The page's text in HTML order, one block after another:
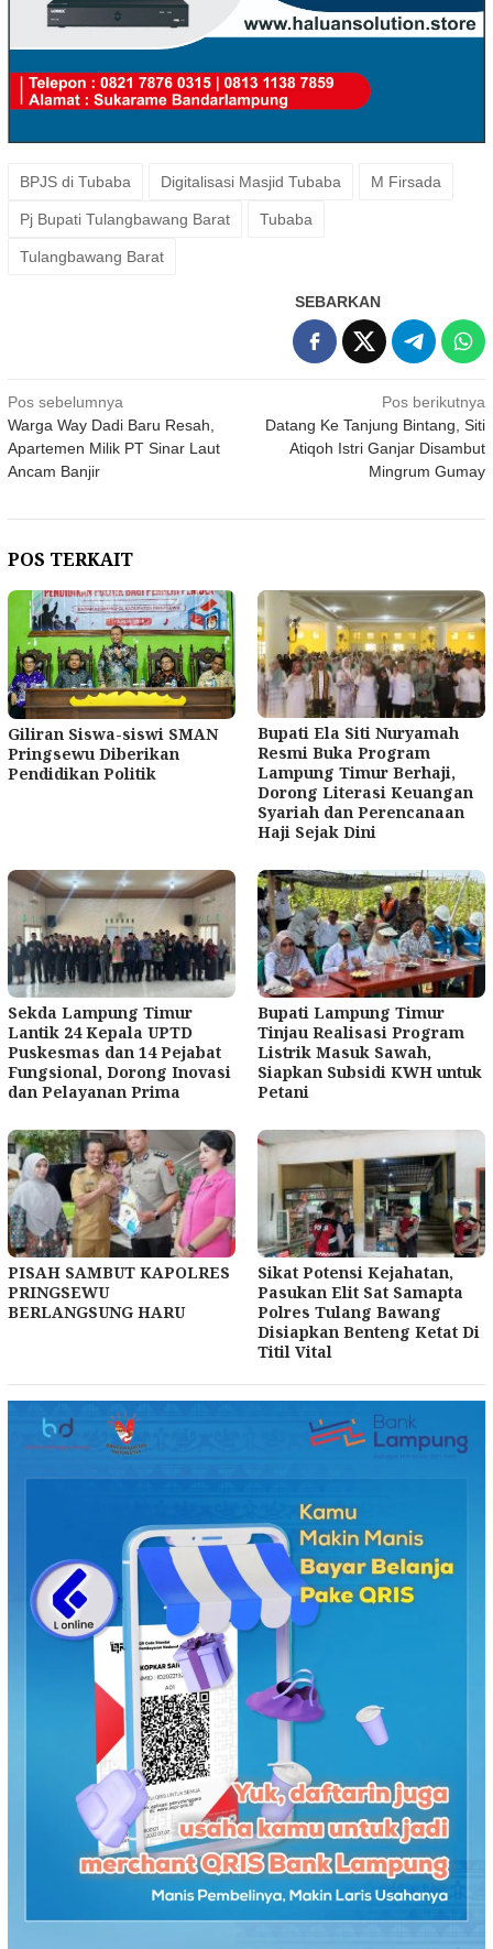
BPJS di Tubaba Digitalisasi Masjid Tubaba M Firsada
Pj Bupati Tulangbawang Barat Tubaba
Tulangbawang Barat
SEBARKAN
Navigasi
pos
Pos sebelumnya
Warga Way Dadi Baru Resah,
Apartemen Milik PT Sinar Laut
Ancam Banjir
Pos berikutnya
Datang Ke Tanjung Bintang, Siti
Atiqoh Istri Ganjar Disambut
Mingrum Gumay
POS TERKAIT
Giliran Siswa-siswi SMAN
Pringsewu Diberikan
Pendidikan Politik
Bupati Ela Siti Nuryamah
Resmi Buka Program
Lampung Timur Berhaji,
Dorong Literasi Keuangan
Syariah dan Perencanaan
Haji Sejak Dini
Sekda Lampung Timur
Lantik 24 Kepala UPTD
Puskesmas dan 14 Pejabat
Fungsional, Dorong Inovasi
dan Pelayanan Prima
Bupati Lampung Timur
Tinjau Realisasi Program
Listrik Masuk Sawah,
Siapkan Subsidi KWH untuk
Petani
PISAH SAMBUT KAPOLRES
PRINGSEWU
BERLANGSUNG HARU
Sikat Potensi Kejahatan,
Pasukan Elit Sat Samapta
Polres Tulang Bawang
Disiapkan Benteng Ketat Di
Titil Vital